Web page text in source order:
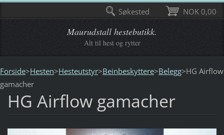
Maurudstall hestebutikk.
Alt til hest og rytter
Forside>Hesten>Hesteutstyr>Beinbeskyttere>Belegg>HG Airflow
gamacher
HG Airflow gamacher
NOK 0,00
Søkested